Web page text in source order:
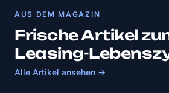
AUS DEM MAGAZIN
Frische Artikel
Leasing-
Alle Artikel ansehen →